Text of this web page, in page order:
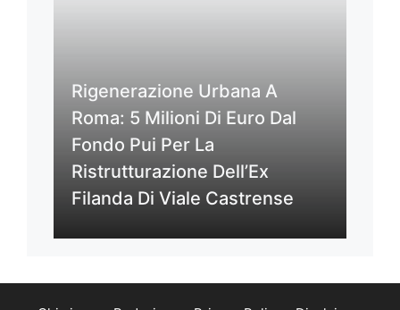
Rigenerazione Urbana A
Roma: 5 Milioni Di Euro Dal
Fondo Pui Per La
Ristrutturazione Dell’Ex
Filanda Di Viale Castrense